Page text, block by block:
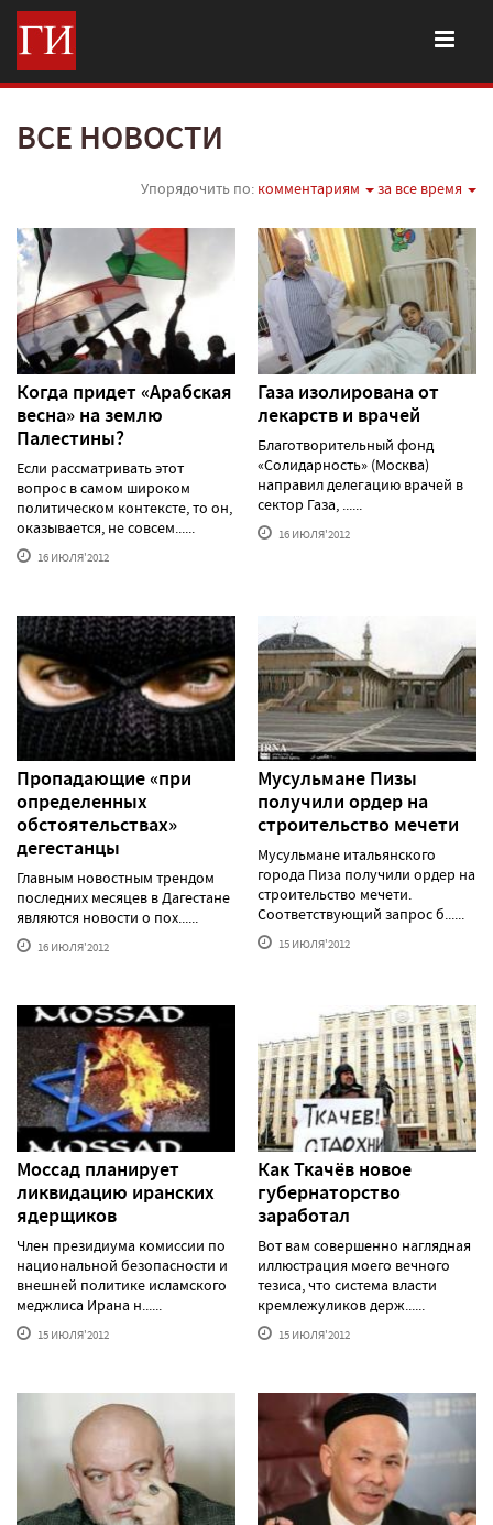
ВСЕ НОВОСТИ
Упорядочить по: комментариям за все время
Когда придет «Арабская
весна» на землю
Палестины?
Если рассматривать этот
вопрос в самом широком
политическом контексте, то он,
оказывается, не совсем......
16 ИЮЛЯ'2012
Газа изолирована от
лекарств и врачей
Благотворительный фонд
«Солидарность» (Москва)
направил делегацию врачей в
сектор Газа, ......
16 ИЮЛЯ'2012
Пропадающие «при
определенных
обстоятельствах»
дегестанцы
Главным новостным трендом
последних месяцев в Дагестане
являются новости о пох......
16 ИЮЛЯ'2012
Мусульмане Пизы
получили ордер на
строительство мечети
Мусульмане итальянского
города Пиза получили ордер на
строительство мечети.
Соответствующий запрос б......
15 ИЮЛЯ'2012
Моссад планирует
ликвидацию иранских
ядерщиков
Член президиума комиссии по
национальной безопасности и
внешней политике исламского
меджлиса Ирана н......
15 ИЮЛЯ'2012
Как Ткачёв новое
губернаторство
заработал
Вот вам совершенно наглядная
иллюстрация моего вечного
тезиса, что система власти
кремлежуликов держ......
15 ИЮЛЯ'2012